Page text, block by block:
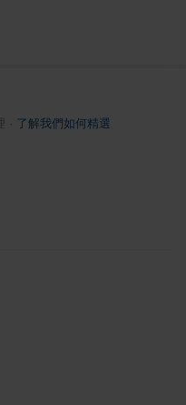
了解我們如何精選